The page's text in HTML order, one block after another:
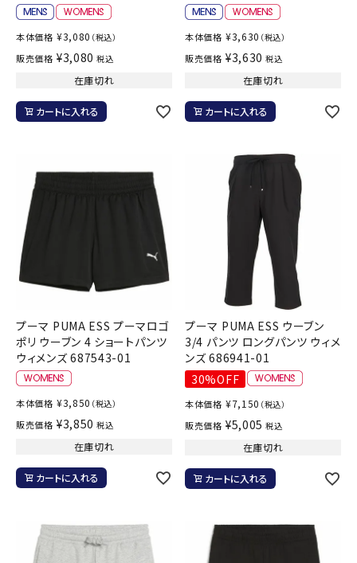
本体価格 ¥3,080 （税込）
販売価格 ¥3,080 税込
在庫切れ
カートに入れる
本体価格 ¥3,630 （税込）
販売価格 ¥3,630 税込
在庫切れ
カートに入れる
プーマ PUMA ESS プーマロゴ
ポリ ウーブン 4 ショートパンツ
ウィメンズ 687543-01
本体価格 ¥3,850 （税込）
販売価格 ¥3,850 税込
在庫切れ
カートに入れる
プーマ PUMA ESS ウーブン
3/4 パンツ ロングパンツ ウィメ
ンズ 686941-01
30%OFF
本体価格 ¥7,150 （税込）
販売価格 ¥5,005 税込
在庫切れ
カートに入れる